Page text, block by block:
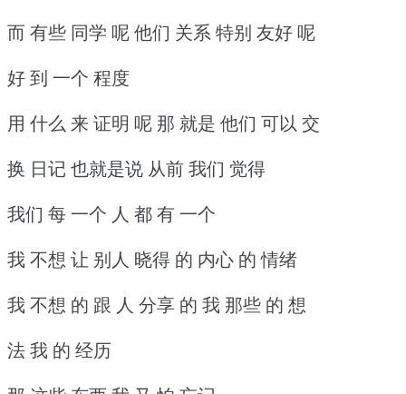
而 有些 同学 呢 他们 关系 特别 友好 呢
好 到 一个 程度
用 什么 来 证明 呢 那 就是 他们 可以 交
换 日记 也就是说 从前 我们 觉得
我们 每 一个 人 都 有 一个
我 不想 让 别人 晓得 的 内心 的 情绪
我 不想 的 跟 人 分享 的 我 那些 的 想
法 我 的 经历